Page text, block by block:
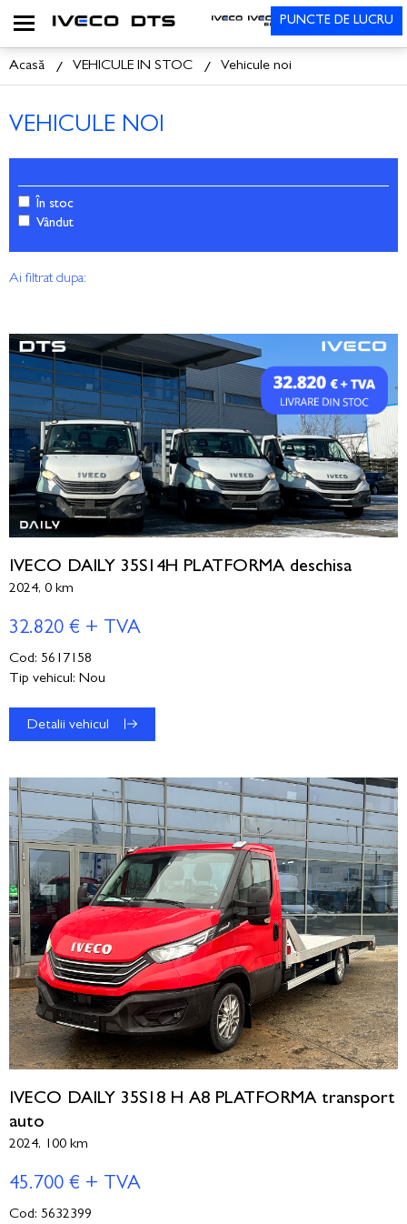
PUNCTE DE LUCRU
Acasă VEHICULE IN STOC Vehicule noi
VEHICULE NOI
În stoc
Vândut
Ai filtrat dupa:
IVECO DAILY 35S14H PLATFORMA deschisa
2024, 0 km
32.820 € + TVA
Cod: 5617158
Tip vehicul: Nou
Detalii vehicul
IVECO DAILY 35S18 H A8 PLATFORMA transport
auto
2024, 100 km
45.700 € + TVA
Cod: 5632399